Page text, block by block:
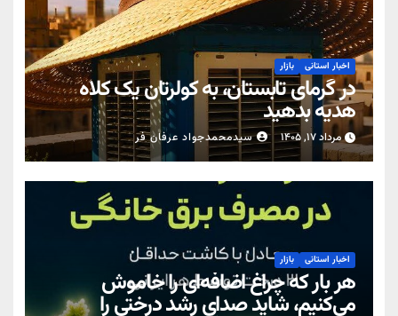
اخبار استانی بازار
در گرمای تابستان، به کولرتان یک کلاه
هدیه بدهید
مرداد ۱۷, ۱۴۰۵ سیدمحمدجواد عرفان فر
اخبار استانی بازار
هر بار که چراغ اضافه‌ای را خاموش
می‌کنیم، شاید صدای رشد درختی را